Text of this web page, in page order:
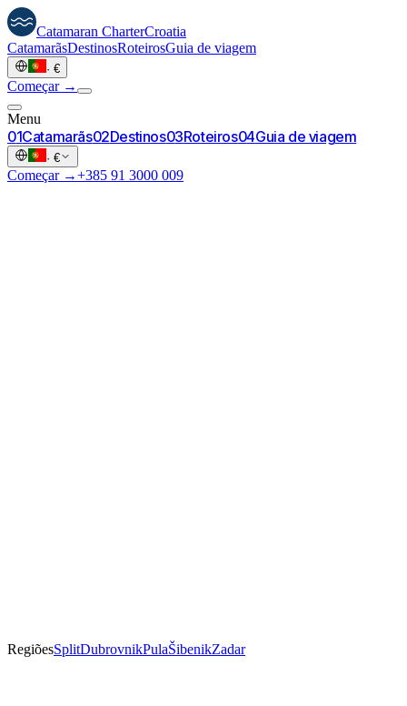
Catamaran CharterCroatia
CatamarãsDestinosRoteirosGuia de viagem
· €
Começar →
Menu
01Catamarãs02Destinos03Roteiros04Guia de viagem
· €
Começar →+385 91 3000 009
RegiõesSplitDubrovnikPulaŠibenikZadar